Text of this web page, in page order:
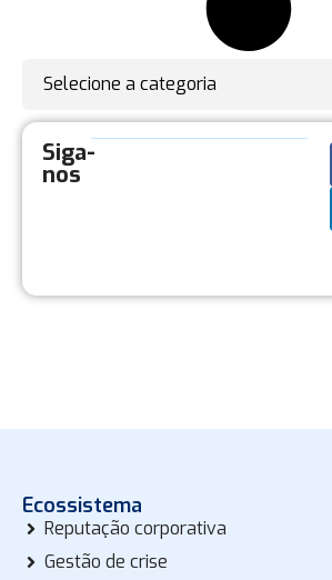
Selecione a categoria
Siga-
nos
Ecossistema
Reputação corporativa
Gestão de crise